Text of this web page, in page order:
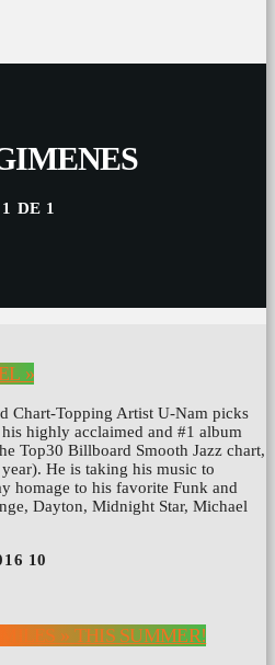
DE 1
»
Chart-Topping Artist U-Nam picks
highly acclaimed and #1 album
Top30 Billboard Smooth Jazz chart,
He is taking his music to
homage to his favorite Funk and
Dayton, Midnight Star, Michael
10
» THIS SUMMER!